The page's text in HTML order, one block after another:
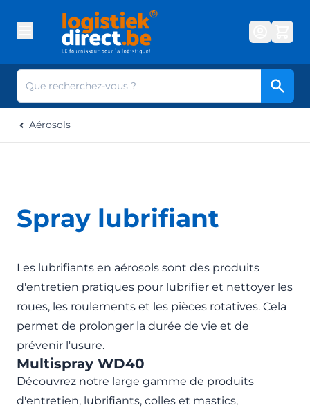
Aérosols
Spray lubrifiant
Les lubrifiants en aérosols sont des produits
d'entretien pratiques pour lubrifier et nettoyer les
roues, les roulements et les pièces rotatives. Cela
permet de prolonger la durée de vie et de
prévenir l'usure.
Multispray WD40
Découvrez notre large gamme de produits
d'entretien, lubrifiants, colles et mastics,